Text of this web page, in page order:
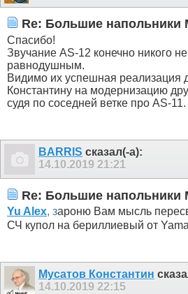
Re: Большие напольники
Спасибо!
Звучание AS-12 конечно никого
равнодушным.
Видимо их успешная реализация
Константину на модернизацию
судя по соседней ветке про AS-11.
BARRIS сказал(-а):
14.10.2019 21:21
Re: Большие напольники
Yu Alex, зароню Вам мысль
СЧ купол на бериллиевый от
Мусатов Константин
14.10.2019 22:15